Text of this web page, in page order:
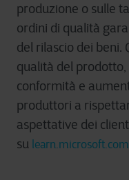
produzione o sulle
ordini di qualità
del rilascio dei beni.
qualità del
conformità e
produttori a
aspettative dei
su learn.microsoft.com